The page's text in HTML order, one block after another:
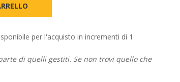
per l'acquisto in incrementi di 1
di quelli gestiti. Se non trovi quello che